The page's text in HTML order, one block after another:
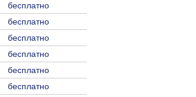
бесплатно
бесплатно
бесплатно
бесплатно
бесплатно
бесплатно